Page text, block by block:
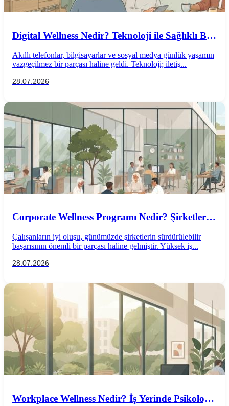
Digital Wellness Nedir? Teknoloji ile Sağlıklı Bir
Akıllı telefonlar, bilgisayarlar ve sosyal medya günlük yaşamın
vazgeçilmez bir parçası haline geldi. Teknoloji; iletiş...
28.07.2026
Corporate Wellness Programı Nedir? Şirketler
Çalışanların iyi oluşu, günümüzde şirketlerin sürdürülebilir
başarısının önemli bir parçası haline gelmiştir. Yüksek iş...
28.07.2026
Workplace Wellness Nedir? İş Yerinde Psikolojik